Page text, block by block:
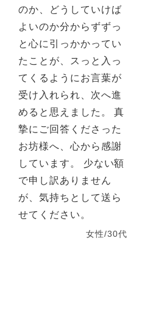
のか、どうしていけば
よいのか分からずずっ
と心に引っかかってい
たことが、スっと入っ
てくるようにお言葉が
受け入れられ、次へ進
めると思えました。 真
摯にご回答くださった
お坊様へ、心から感謝
しています。 少ない額
で申し訳ありません
が、気持ちとして送ら
せてください。
女性/30代